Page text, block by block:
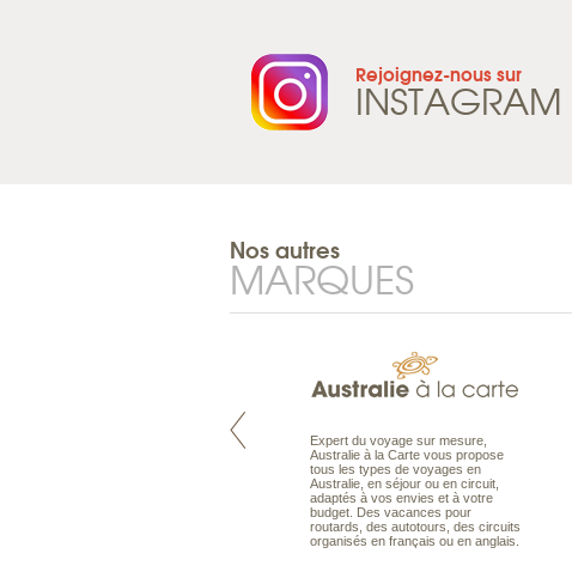
Rejoignez-nous sur
INSTAGRAM
Nos autres
MARQUES
Pacifique à la carte est le spécialiste
Expert du voyage sur mesure,
Australie à la Carte vous propose
tous les types de voyages en
Australie, en séjour ou en circuit,
adaptés à vos envies et à votre
budget. Des vacances pour
routards, des autotours, des circuits
organisés en français ou en anglais.